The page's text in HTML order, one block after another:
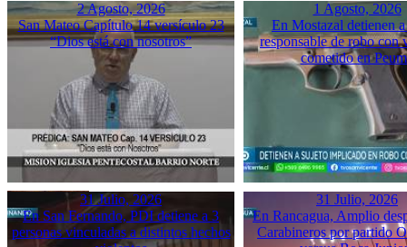
2 Agosto, 2026
San Mateo Capítulo 14 versículo 23
“Dios está con nosotros”
1 Agosto, 2026
En Mostazal detienen
responsable de robo con
cometido en
31 Julio, 2026
En San Fernando, PDI detiene a 3
personas vinculadas a distintos hechos
31 Julio, 2026
En Rancagua, Amplio
Carabineros por partido